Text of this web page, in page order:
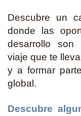
Descubre un
donde las
desarrollo son
viaje que te
y a formar
global.
Descubre